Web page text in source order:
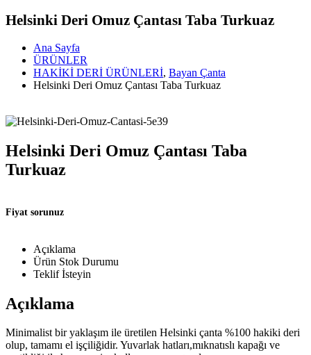
Helsinki Deri Omuz Çantası Taba Turkuaz
Ana Sayfa
ÜRÜNLER
HAKİKİ DERİ ÜRÜNLERİ, Bayan Çanta
Helsinki Deri Omuz Çantası Taba Turkuaz
Helsinki Deri Omuz Çantası Taba
Turkuaz
Fiyat sorunuz
Açıklama
Ürün Stok Durumu
Teklif İsteyin
Açıklama
Minimalist bir yaklaşım ile üretilen Helsinki çanta %100 hakiki deri
olup, tamamı el işçiliğidir. Yuvarlak hatları,mıknatıslı kapağı ve